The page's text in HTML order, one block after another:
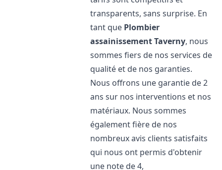
transparents, sans surprise. En
tant que Plombier
assainissementTaverny, nous
sommes fiers de nos services de
qualité et de nos garanties.
Nous offrons une garantie de 2
ans sur nos interventions et nos
matériaux. Nous sommes
également fière de nos
nombreux avis clients satisfaits
qui nous ont permis d'obtenir
une note de 4,